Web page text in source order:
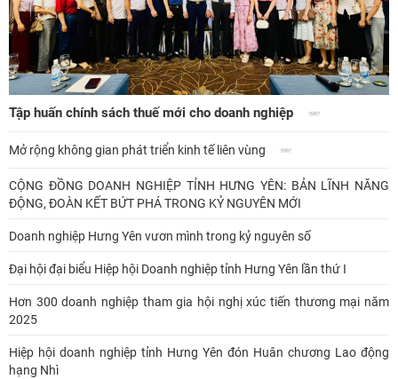
Tập huấn chính sách thuế mới cho doanh nghiệp
Mở rộng không gian phát triển kinh tế liên vùng
CỘNG ĐỒNG DOANH NGHIỆP TỈNH HƯNG YÊN: BẢN LĨNH NĂNG
ĐỘNG, ĐOÀN KẾT BỨT PHÁ TRONG KỶ NGUYÊN MỚI
Doanh nghiệp Hưng Yên vươn mình trong kỷ nguyên số
Đại hội đại biểu Hiệp hội Doanh nghiệp tỉnh Hưng Yên lần thứ I
Hơn 300 doanh nghiệp tham gia hội nghị xúc tiến thương mại năm
2025
Hiệp hội doanh nghiệp tỉnh Hưng Yên đón Huân chương Lao động
hạng Nhì